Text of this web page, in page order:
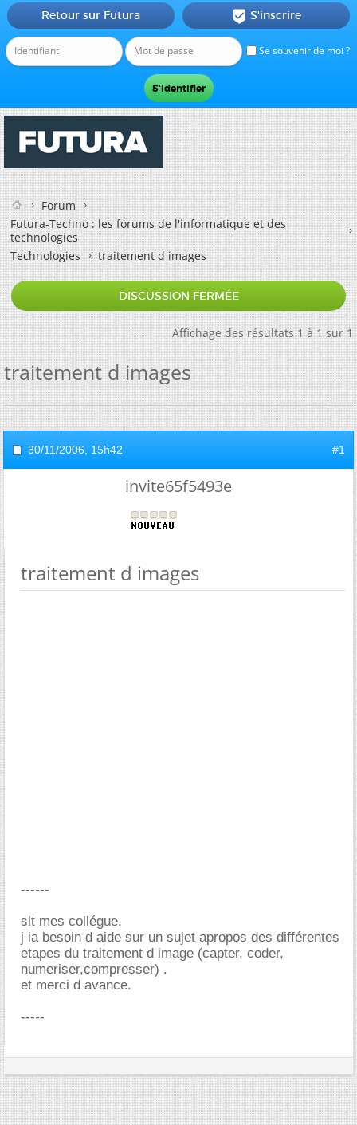
Se souvenir de moi ?
Retour sur Futura  S'inscrire
Forum
Futura-Techno : les forums de l'informatique et des
technologies
Technologies
traitement d images
DISCUSSION FERMÉE
Affichage des résultats 1 à 1 sur 1
traitement d images
30/11/2006, 15h42 #1
invite65f5493e
traitement d images
------
slt mes collégue.
j ia besoin d aide sur un sujet apropos des différentes
etapes du traitement d image (capter, coder,
numeriser,compresser) .
et merci d avance.
-----